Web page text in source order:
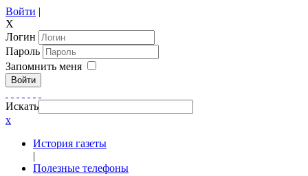
Войти |
X
Логин
Пароль
Запомнить меня
Войти
Искать
x
История газеты
|
Полезные телефоны